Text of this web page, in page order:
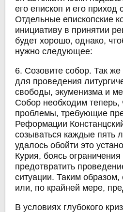
его епископ и его приход
Отдельные епископские
инициативу в принятии
будет хорошо, однако,
нужно следующее:
6. Созовите собор. Так
для проведения
свободы, экуменизма и
Собор необходим
проблемы, требующие
Реформации
созываться каждые пять
удалось обойти это
Курия, боясь
предотвратить
ситуации. Таким образом,
или, по крайней мере,
В условиях глубокого